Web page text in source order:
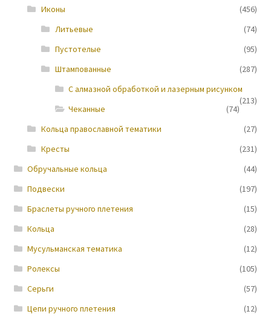
Контакты
Новости
Иконы
(456)
Литьевые
(74)
Пустотелые
(95)
Штампованные
(287)
С алмазной обработкой и лазерным рисунком
(213)
Чеканные
(74)
Кольца православной тематики
(27)
Кресты
(231)
Обручальные кольца
(44)
Подвески
(197)
Браслеты ручного плетения
(15)
Кольца
(28)
Мусульманская тематика
(12)
Ролексы
(105)
Серьги
(57)
Цепи ручного плетения
(12)